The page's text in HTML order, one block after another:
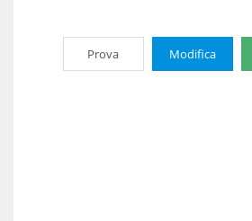
Prova Modifica